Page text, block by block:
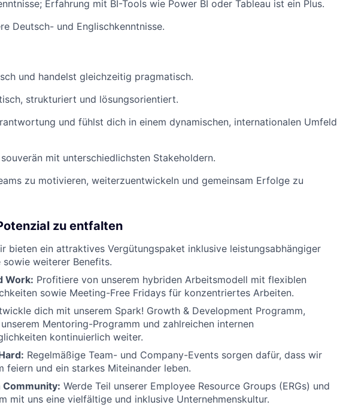
Erfahrung mit BI-Tools wie Power BI oder Tableau ist ein Plus.
Deutsch- und Englischkenntnisse.
und handelst gleichzeitig pragmatisch.
strukturiert und lösungsorientiert.
und fühlst dich in einem dynamischen, internationalen Umfeld
mit unterschiedlichsten Stakeholdern.
zu motivieren, weiterzuentwickeln und gemeinsam Erfolge zu
zu entfalten
bieten ein attraktives Vergütungspaket inklusive leistungsabhängiger
sowie weiterer Benefits.
Work: Profitiere von unserem hybriden Arbeitsmodell mit flexiblen
sowie Meeting-Free Fridays für konzentriertes Arbeiten.
dich mit unserem Spark! Growth & Development Programm,
Mentoring-Programm und zahlreichen internen
kontinuierlich weiter.
Regelmäßige Team- und Company-Events sorgen dafür, dass wir
feiern und ein starkes Miteinander leben.
Werde Teil unserer Employee Resource Groups (ERGs) und
mit uns eine vielfältige und inklusive Unternehmenskultur.